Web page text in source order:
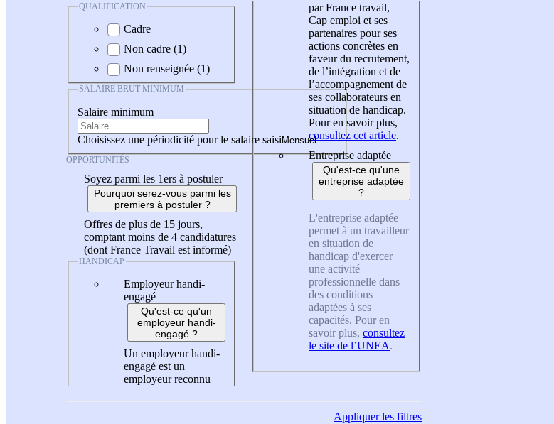
QUALIFICATION
Cadre
Non cadre (1)
Non renseignée (1)
SALAIRE BRUT MINIMUM
Salaire minimum
Choisissez une périodicité pour le salaire saisi
OPPORTUNITÉS
Soyez parmi les 1ers à postuler
Pourquoi serez-vous parmi les
premiers à postuler ?
Offres de plus de 15 jours,
comptant moins de 4 candidatures
(dont France Travail est informé)
HANDICAP
Employeur handi-
engagé
Qu'est-ce qu'un
employeur handi-
engagé ?
Un employeur handi-
engagé est un
employeur reconnu
par France travail,
Cap emploi et ses
partenaires pour ses
actions concrètes en
faveur du recrutement,
de l’intégration et de
l’accompagnement de
ses collaborateurs en
situation de handicap.
Pour en savoir plus,
consultez cet article.
Entreprise adaptée
Qu'est-ce qu'une
entreprise adaptée
?
L'entreprise adaptée
permet à un travailleur
en situation de
handicap d'exercer
une activité
professionnelle dans
des conditions
adaptées à ses
capacités. Pour en
savoir plus, consultez
le site de l’UNEA.
Appliquerles filtres